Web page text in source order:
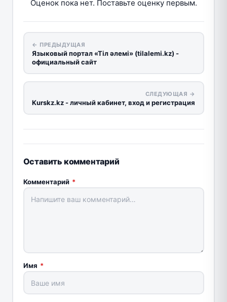
Оценок пока нет. Поставьте оценку первым.
← ПРЕДЫДУЩАЯ
Языковый портал «Тіл әлемі» (tilalemi.kz) -
официальный сайт
СЛЕДУЮЩАЯ →
Kurskz.kz - личный кабинет, вход и регистрация
Оставить комментарий
Комментарий *
Имя *